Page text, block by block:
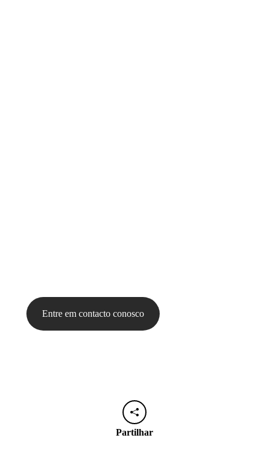
Entre em contacto conosco
Partilhar